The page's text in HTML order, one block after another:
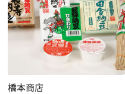
橋本商店